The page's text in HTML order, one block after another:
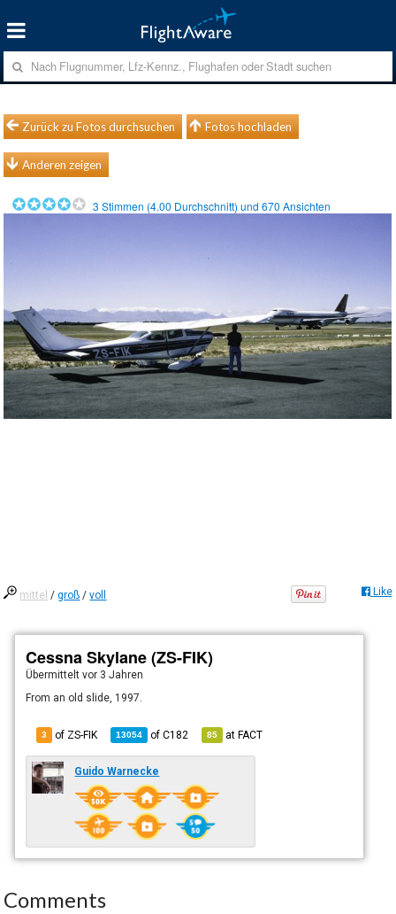
Zurück zu Fotos durchsuchen Fotos hochladen
Anderen zeigen
3 Stimmen (4.00 Durchschnitt) und670 Ansichten
mittel /groß /voll Like
Cessna Skylane (ZS-FIK)
Übermitteltvor 3 Jahren
From an old slide, 1997.
3 of ZS-FIK 13054 ofC182 85 atFACT
Guido Warnecke
Comments